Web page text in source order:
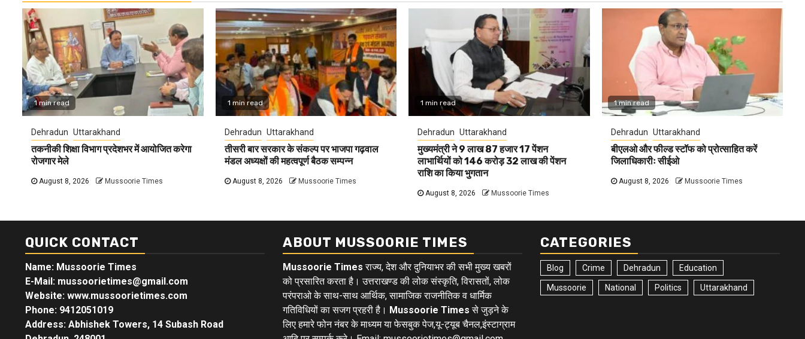
1 min read
Dehradun Uttarakhand
तकनीकी शिक्षा विभाग प्रदेशभर में आयोजित करेगा
रोजगार मेले
August 8, 2026 Mussoorie Times
1 min read
Dehradun Uttarakhand
तीसरी बार सरकार के संकल्प पर भाजपा गढ़वाल
मंडल अध्यक्षों की महत्वपूर्ण बैठक सम्पन्न
August 8, 2026 Mussoorie Times
1 min read
Dehradun Uttarakhand
मुख्यमंत्री ने 9 लाख 87 हजार 17 पेंशन
लाभार्थियों को 146 करोड़ 32 लाख की पेंशन
राशि का किया भुगतान
August 8, 2026 Mussoorie Times
1 min read
Dehradun Uttarakhand
बीएलओ और फील्ड स्टॉफ को प्रोत्साहित करें
जिलाधिकारीः सीईओ
August 8, 2026 Mussoorie Times
QUICK CONTACT
Name: Mussoorie Times
E-Mail: mussoorietimes@gmail.com
Website: www.mussoorietimes.com
Phone: 9412051019
Address: Abhishek Towers, 14 Subash Road
ABOUT MUSSOORIE TIMES
Mussoorie Times राज्य, देश और दुनियाभर की सभी मुख्य खबरों
को प्रसारित करता है। उत्तराखण्ड की लोक संस्कृति, विरासतों, लोक
परंपराओ के साथ-साथ आर्थिक, सामाजिक राजनीतिक व धार्मिक
गतिविधियों का सजग प्रहरी है। Mussoorie Times से जुड़ने के
लिए हमारे फोन नंबर के माध्यम या फेसबुक पेज,यू-ट्यूब चैनल,इंस्टाग्राम
CATEGORIES
Blog Crime Dehradun Education
Mussoorie National Politics Uttarakhand